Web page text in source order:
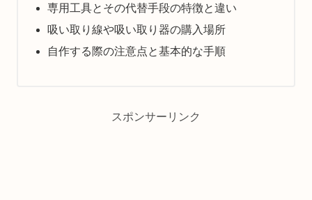
専用工具とその代替手段の特徴と違い
吸い取り線や吸い取り器の購入場所
自作する際の注意点と基本的な手順
スポンサーリンク